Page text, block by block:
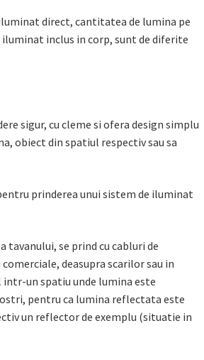
direct, cantitatea de lumina pe
inclus in corp, sunt de diferite
sigur, cu cleme si ofera design simplu
obiect din spatiul respectiv sau sa
prinderea unui sistem de iluminat
tavanului, se prind cu cabluri de
deasupra scarilor sau in
un spatiu unde lumina este
pentru ca lumina reflectata este
un reflector de exemplu (situatie in